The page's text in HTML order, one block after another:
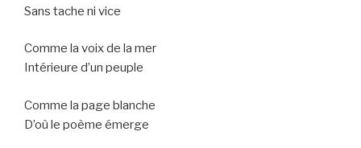
Sans tache ni vice
Comme la voix de la mer
Intérieure d’un peuple
Comme la page blanche
D’où le poème émerge